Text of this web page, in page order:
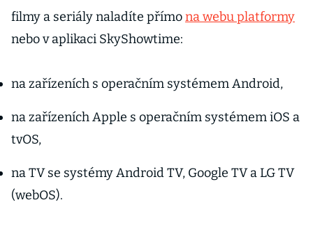
filmy a seriály naladíte přímona webu platformy
nebo v aplikaci SkyShowtime:
na zařízeních s operačním systémem Android,
na zařízeních Apple s operačním systémem iOS a
tvOS,
na TV se systémy Android TV, Google TV a LG TV
(webOS).